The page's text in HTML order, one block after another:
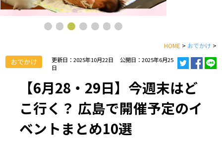
HOME > おでかけ >
おでかけ 更新日：2025年10月22日
公開日：2025年6月25
日
【6月28・29日】今週末はど
こ行く？ 広島で開催予定のイ
ベントまとめ10選